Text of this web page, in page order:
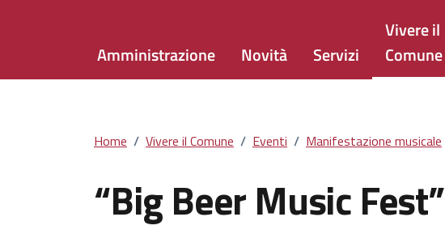
Amministrazione Novità Servizi
Vivere il
Comune
Home / Vivere il Comune / Eventi / Manifestazione musicale
“Big Beer Music Fest”